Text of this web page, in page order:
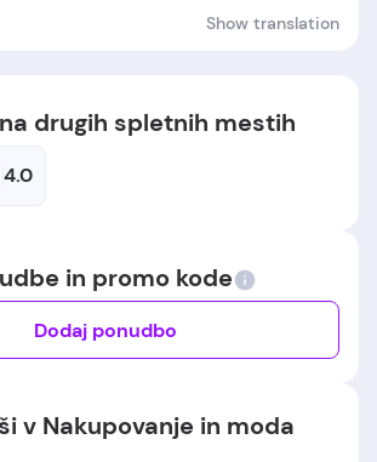
Show translation
drugih spletnih mestih
4.0
in promo kode
Dodaj ponudbo
v Nakupovanje in moda